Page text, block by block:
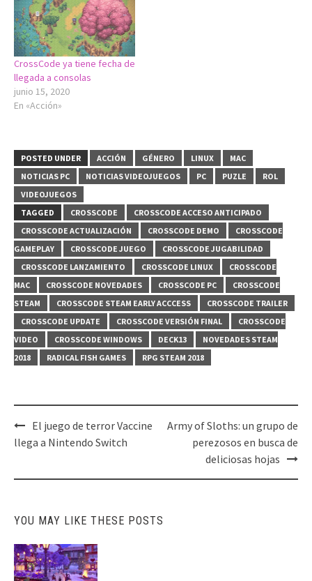
CrossCode ya tiene fecha de
llegada a consolas
junio 15, 2020
En «Acción»
POSTED UNDER ACCIÓN GÉNERO LINUX
MAC
NOTICIAS PC
NOTICIAS VIDEOJUEGOS PC PUZLE
ROL
VIDEOJUEGOS
TAGGED
CROSSCODE
CROSSCODE ACCESO ANTICIPADO
CROSSCODE ACTUALIZACIÓN
CROSSCODE DEMO
CROSSCODE
GAMEPLAY
CROSSCODE JUEGO
CROSSCODE JUGABILIDAD
CROSSCODE LANZAMIENTO
CROSSCODE LINUX
CROSSCODE
MAC
CROSSCODE NOVEDADES CROSSCODE PC
CROSSCODE
STEAM
CROSSCODE STEAM EARLY ACCCESS
CROSSCODE TRAILER
CROSSCODE UPDATE
CROSSCODE VERSIÓN FINAL
CROSSCODE
VIDEO
CROSSCODE WINDOWS DECK13
NOVEDADES STEAM
2018
RADICAL FISH GAMES RPG STEAM 2018
Post
navigation
El juego de terror Vaccine
llega a Nintendo Switch
Army of Sloths: un grupo de
perezosos en busca de
deliciosas hojas
YOU MAY LIKE THESE POSTS